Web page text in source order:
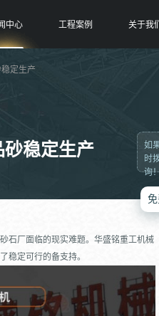
中心 工程案例 关于我们
定生产
稳定生产
石厂面临的现实难题。华盛铭重工机械
稳定可行的备支持。
免
如
时
询